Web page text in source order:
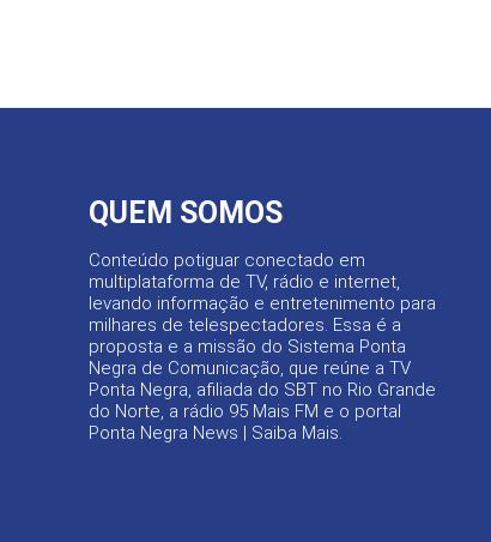
QUEM SOMOS
Conteúdo potiguar conectado em
multiplataforma de TV, rádio e internet,
levando informação e entretenimento para
milhares de telespectadores. Essa é a
proposta e a missão do Sistema Ponta
Negra de Comunicação, que reúne a TV
Ponta Negra, afiliada do SBT no Rio Grande
do Norte, a rádio 95 Mais FM e o portal
Ponta Negra News | Saiba Mais.